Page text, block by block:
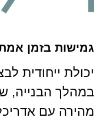
גמישות בזמן אמת
יכולת ייחודית
במהלך הבנייה,
מהירה עם